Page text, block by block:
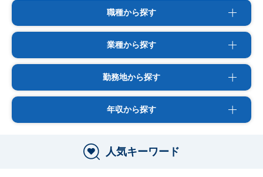
職種から探す
業種から探す
勤務地から探す
年収から探す
人気キーワード